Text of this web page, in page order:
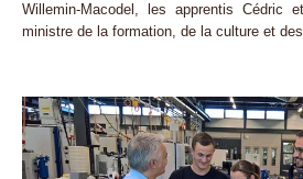
Willemin-Macodel, les apprentis Cédric
ministre de la formation, de la culture et